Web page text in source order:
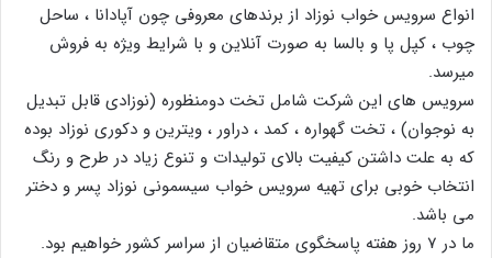
انواع سرویس خواب نوزاد از برندهای معروفی چون آپادانا ، ساحل
چوب ، کپل پا و بالسا به صورت آنلاین و با شرایط ویژه به فروش
میرسد.
سرویس های این شرکت شامل تخت دومنظوره (نوزادی قابل تبدیل
به نوجوان) ، تخت گهواره ، کمد ، دراور ، ویترین و دکوری نوزاد بوده
که به علت داشتن کیفیت بالای تولیدات و تنوع زیاد در طرح و رنگ
انتخاب خوبی برای تهیه سرویس خواب سیسمونی نوزاد پسر و دختر
می باشد.
ما در 7 روز هفته پاسخگوی متقاضیان از سراسر کشور خواهیم بود.